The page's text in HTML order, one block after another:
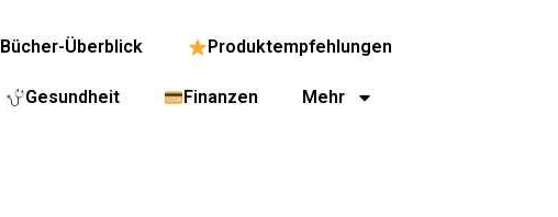
Bücher-Überblick Produktempfehlungen
Gesundheit Finanzen Mehr